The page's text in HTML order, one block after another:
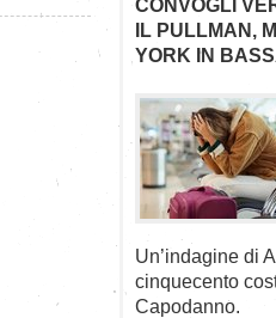
CONVOGLI
IL PULLMAN,
YORK IN
Un’indagine di
cinquecento
Capodanno.